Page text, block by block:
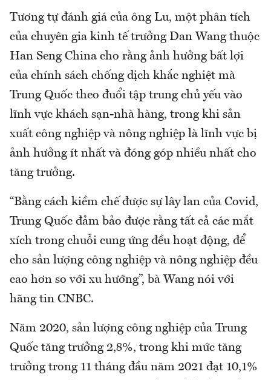
Tương tự đánh giá của ông Lu, một phân tích
của chuyên gia kinh tế trưởng Dan Wang thuộc
Han Seng China cho rằng ảnh hưởng bất lợi
của chính sách chống dịch khắc nghiệt mà
Trung Quốc theo đuổi tập trung chủ yếu vào
lĩnh vực khách sạn-nhà hàng, trong khi sản
xuất công nghiệp và nông nghiệp là lĩnh vực bị
ảnh hưởng ít nhất và đóng góp nhiều nhất cho
tăng trưởng.
“Bằng cách kiềm chế được sự lây lan của Covid,
Trung Quốc đảm bảo được rằng tất cả các mắt
xích trong chuỗi cung ứng đều hoạt động, để
cho sản lượng công nghiệp và nông nghiệp đều
cao hơn so với xu hướng”, bà Wang nói với
hãng tin CNBC.
Năm 2020, sản lượng công nghiệp của Trung
Quốc tăng trưởng 2,8%, trong khi mức tăng
trưởng trong 11 tháng đầu năm 2021 đạt 10,1%